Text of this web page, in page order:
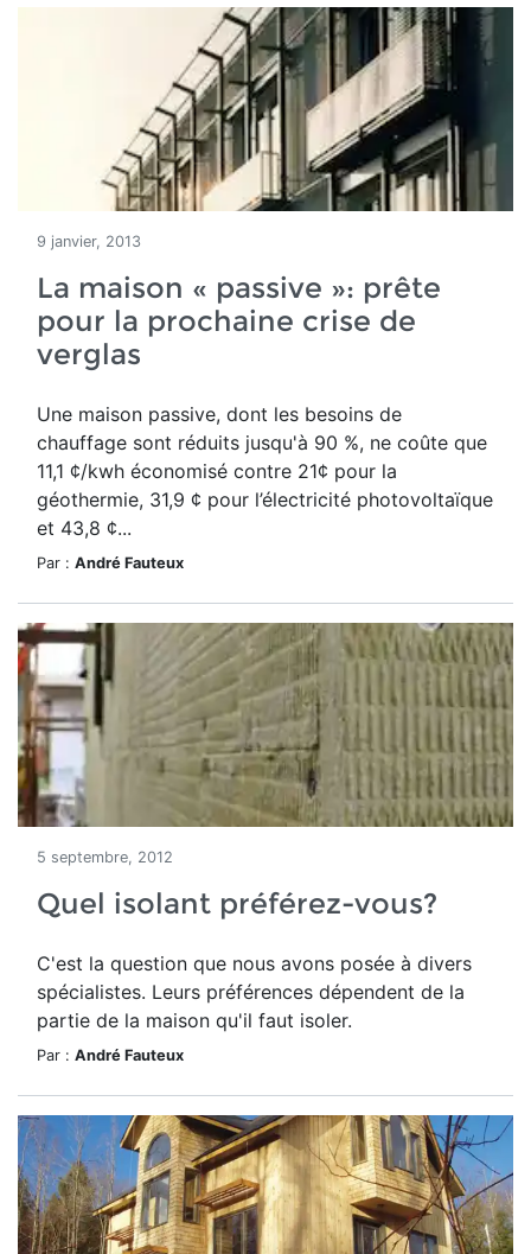
9 janvier, 2013
La maison « passive »: prête
pour la prochaine crise de
verglas
Une maison passive, dont les besoins de
chauffage sont réduits jusqu'à 90 %, ne coûte que
11,1 ¢/kwh économisé contre 21¢ pour la
géothermie, 31,9 ¢ pour l’électricité photovoltaïque
et 43,8 ¢...
Par : André Fauteux
5 septembre, 2012
Quel isolant préférez-vous?
C'est la question que nous avons posée à divers
spécialistes. Leurs préférences dépendent de la
partie de la maison qu'il faut isoler.
Par : André Fauteux